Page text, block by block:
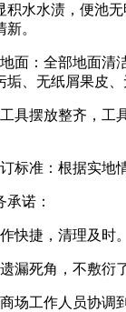
积水水渍，便池
。
：全部地面清洁
、无纸屑果皮、
摆放整齐，工
准：根据实地
诺：
捷，清理及时。
死角，不敷衍
工作人员协调